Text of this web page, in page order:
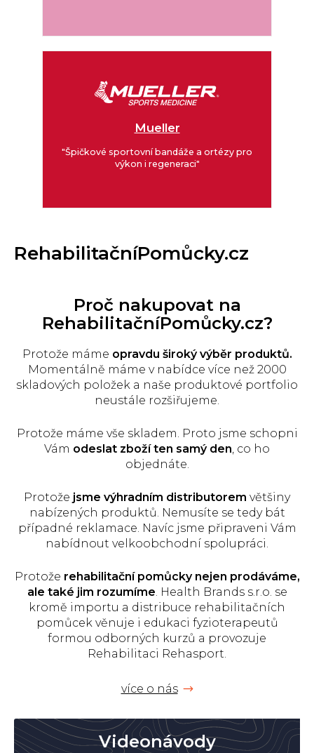
Mueller
"Špičkové sportovní bandáže a ortézy pro
výkon i regeneraci"
RehabilitačníPomůcky.cz
Proč nakupovat na
RehabilitačníPomůcky.cz?
Protože máme opravdu široký výběr produktů.
Momentálně máme v nabídce více než 2000
skladových položek a naše produktové portfolio
neustále rozšiřujeme.
Protože máme vše skladem. Proto jsme schopni
Vám odeslat zboží ten samý den, co ho
objednáte.
Protože jsme výhradním distributorem většiny
nabízených produktů. Nemusíte se tedy bát
případné reklamace. Navíc jsme připraveni Vám
nabídnout velkoobchodní spolupráci.
Protože rehabilitační pomůcky nejen prodáváme,
ale také jim rozumíme. Health Brands s.r.o. se
kromě importu a distribuce rehabilitačních
pomůcek věnuje i edukaci fyzioterapeutů
formou odborných kurzů a provozuje
Rehabilitaci Rehasport.
více o nás
Videonávody